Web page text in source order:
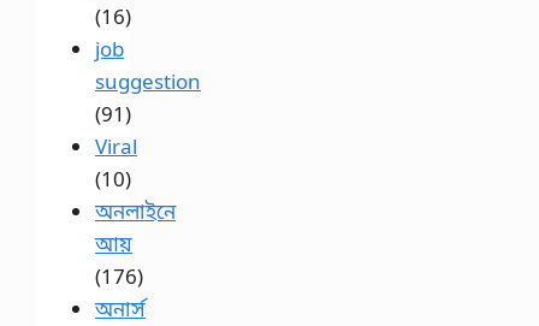
(16)
job
suggestion
(91)
Viral
(10)
অনলাইনে
আয়
(176)
অনার্স